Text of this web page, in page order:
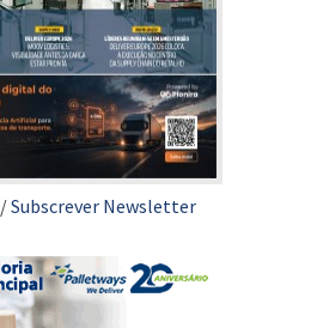
/Subscrever Newsletter